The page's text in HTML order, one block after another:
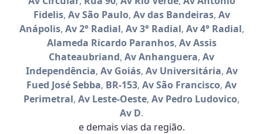
Fidelis, Av São Paulo, Av das Bandeiras, Av
Anápolis, Av 2° Radial, Av 3° Radial, Av 4° Radial,
Alameda Ricardo Paranhos, Av Assis
Chateaubriand, Av Anhanguera, Av
Independência, Av Goiás, Av Universitária, Av
Fued José Sebba, BR-153, Av São Francisco, Av
Perimetral, Av Leste-Oeste, Av Pedro Ludovico,
Av D.
e demais vias da região.